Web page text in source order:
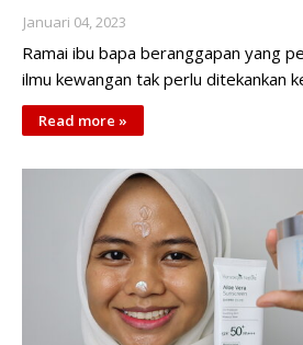
Januari 04, 2023
Ramai ibu bapa beranggapan yang
ilmu kewangan tak perlu ditekankan
Read more »